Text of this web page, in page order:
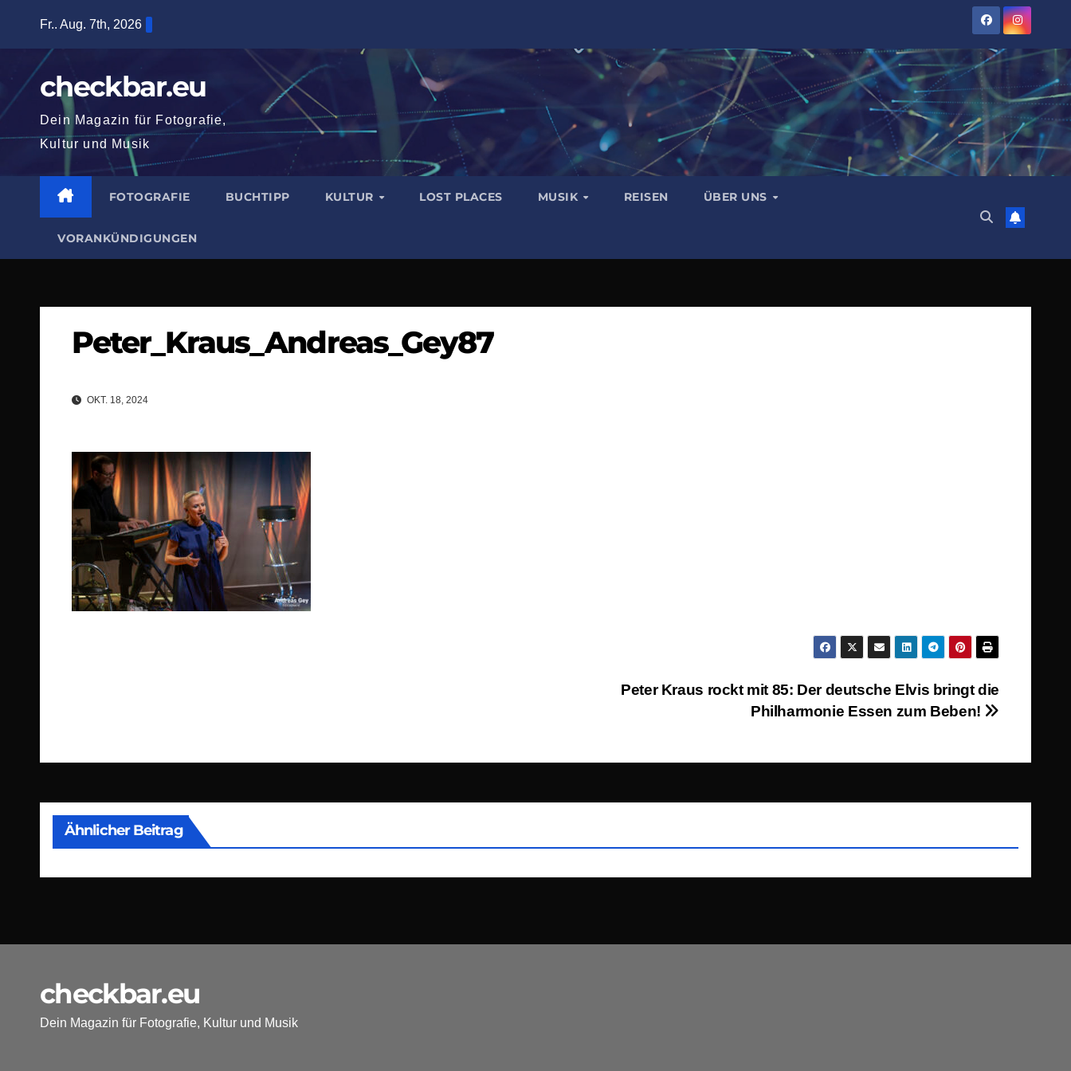
springen
Fr.. Aug. 7th, 2026
checkbar.eu
Dein Magazin für Fotografie,
Kultur und Musik
FOTOGRAFIE BUCHTIPP KULTUR LOST PLACES MUSIK REISEN ÜBER UNS
VORANKÜNDIGUNGEN
Peter_Kraus_Andreas_Gey87
OKT. 18, 2024
Peter Kraus rockt mit 85: Der deutsche Elvis bringt die
Philharmonie Essen zum Beben!
Ähnlicher Beitrag
checkbar.eu
Dein Magazin für Fotografie, Kultur und Musik